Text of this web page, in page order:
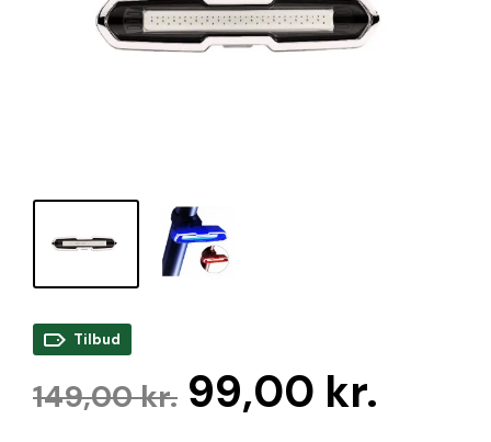
Tilbud
149,00kr. Den
99,00 kr.